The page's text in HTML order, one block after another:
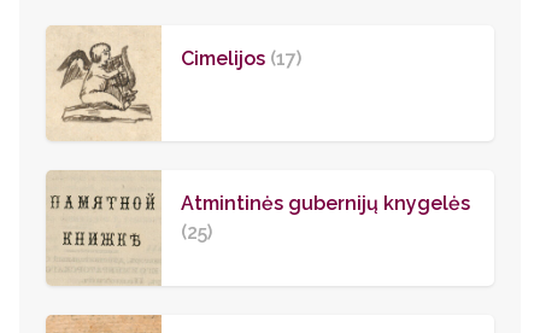
Cimelijos (17)
Atmintinės gubernijų knygelės
(25)